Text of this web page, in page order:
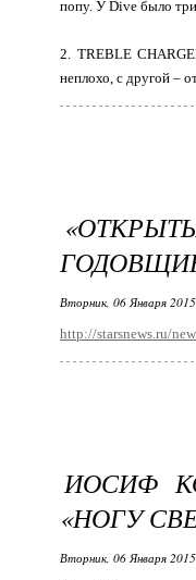
попу. У Dive было
2. TREBLE
неплохо, с другой –
Вторник, 06 Января
http://starsnews.ru/
ИОСИФ
«НОГУ
Вторник, 06 Января